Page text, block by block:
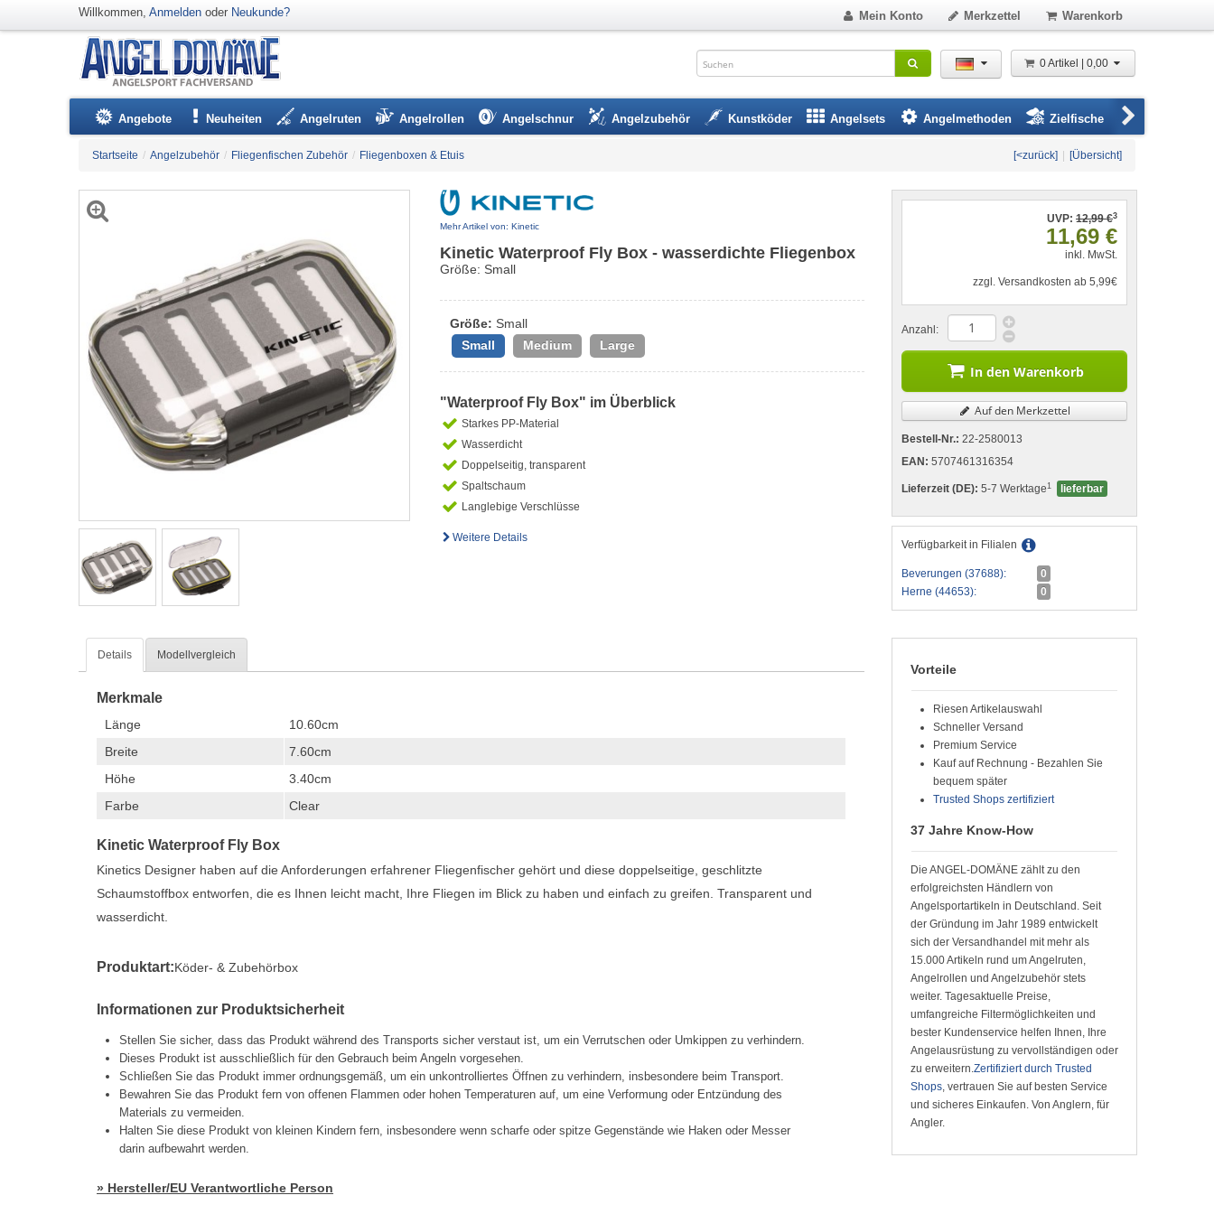
Willkommen, Anmelden oder Neukunde? Mein Konto Merkzettel Warenkorb
0 Artikel | 0,00
Angebote Neuheiten Angelruten Angelrollen Angelschnur Angelzubehör Kunstköder Angelsets Angelmethoden Zielfische
Startseite / Angelzubehör / Fliegenfischen Zubehör / Fliegenboxen & Etuis [<zurück] [Übersicht]
Mehr Artikel von: Kinetic
Kinetic Waterproof Fly Box - wasserdichte Fliegenbox
Größe: Small
Größe: Small
Small Medium Large
"Waterproof Fly Box" im Überblick
Starkes PP-Material
Wasserdicht
Doppelseitig, transparent
Spaltschaum
Langlebige Verschlüsse
Weitere Details
UVP: 12,99 €3
11,69 €
inkl. MwSt.
zzgl. Versandkosten ab 5,99€
Anzahl:
In den Warenkorb
Auf den Merkzettel
Bestell-Nr.: 22-2580013
EAN: 5707461316354
Lieferzeit (DE): 5-7 Werktage 1 lieferbar
Verfügbarkeit in Filialen
Beverungen (37688):
0
Herne (44653):
0
Details Modellvergleich
Merkmale
Länge
10.60cm
Breite
7.60cm
Höhe
3.40cm
Farbe
Clear
Kinetic Waterproof Fly Box
Kinetics Designer haben auf die Anforderungen erfahrener Fliegenfischer gehört und diese doppelseitige, geschlitzte
Schaumstoffbox entworfen, die es Ihnen leicht macht, Ihre Fliegen im Blick zu haben und einfach zu greifen. Transparent und
wasserdicht.
Produktart:Köder- & Zubehörbox
Informationen zur Produktsicherheit
Stellen Sie sicher, dass das Produkt während des Transports sicher verstaut ist, um ein Verrutschen oder Umkippen zu verhindern.
Dieses Produkt ist ausschließlich für den Gebrauch beim Angeln vorgesehen.
Schließen Sie das Produkt immer ordnungsgemäß, um ein unkontrolliertes Öffnen zu verhindern, insbesondere beim Transport.
Bewahren Sie das Produkt fern von offenen Flammen oder hohen Temperaturen auf, um eine Verformung oder Entzündung des
Materials zu vermeiden.
Halten Sie diese Produkt von kleinen Kindern fern, insbesondere wenn scharfe oder spitze Gegenstände wie Haken oder Messer
darin aufbewahrt werden.
» Hersteller/EU Verantwortliche Person
Vorteile
Riesen Artikelauswahl
Schneller Versand
Premium Service
Kauf auf Rechnung - Bezahlen Sie
bequem später
Trusted Shops zertifiziert
37 Jahre Know-How
Die ANGEL-DOMÄNE zählt zu den
erfolgreichsten Händlern von
Angelsportartikeln in Deutschland. Seit
der Gründung im Jahr 1989 entwickelt
sich der Versandhandel mit mehr als
15.000 Artikeln rund um Angelruten,
Angelrollen und Angelzubehör stets
weiter. Tagesaktuelle Preise,
umfangreiche Filtermöglichkeiten und
bester Kundenservice helfen Ihnen, Ihre
Angelausrüstung zu vervollständigen oder
zu erweitern.Zertifiziert durch Trusted
Shops, vertrauen Sie auf besten Service
und sicheres Einkaufen. Von Anglern, für
Angler.